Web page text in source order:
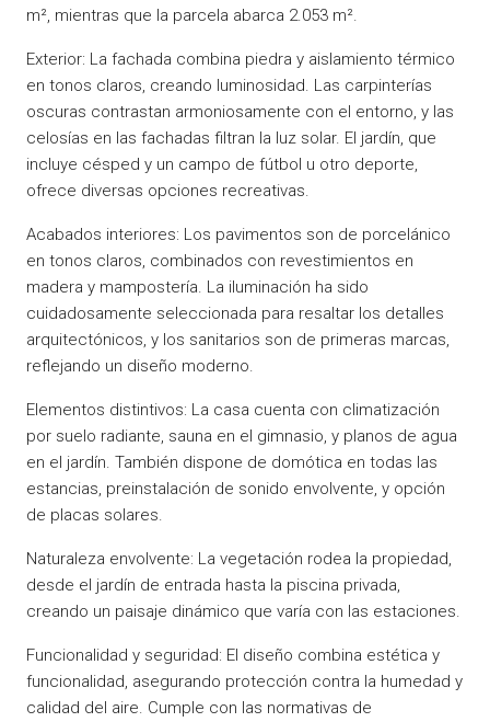
m², mientras que la parcela abarca 2.053 m².
Exterior: La fachada combina piedra y aislamiento térmico
en tonos claros, creando luminosidad. Las carpinterías
oscuras contrastan armoniosamente con el entorno, y las
celosías en las fachadas filtran la luz solar. El jardín, que
incluye césped y un campo de fútbol u otro deporte,
ofrece diversas opciones recreativas.
Acabados interiores: Los pavimentos son de porcelánico
en tonos claros, combinados con revestimientos en
madera y mampostería. La iluminación ha sido
cuidadosamente seleccionada para resaltar los detalles
arquitectónicos, y los sanitarios son de primeras marcas,
reflejando un diseño moderno.
Elementos distintivos: La casa cuenta con climatización
por suelo radiante, sauna en el gimnasio, y planos de agua
en el jardín. También dispone de domótica en todas las
estancias, preinstalación de sonido envolvente, y opción
de placas solares.
Naturaleza envolvente: La vegetación rodea la propiedad,
desde el jardín de entrada hasta la piscina privada,
creando un paisaje dinámico que varía con las estaciones.
Funcionalidad y seguridad: El diseño combina estética y
funcionalidad, asegurando protección contra la humedad y
calidad del aire. Cumple con las normativas de